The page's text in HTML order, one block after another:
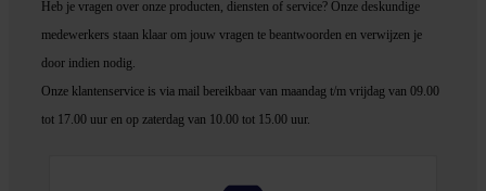
Heb je vragen over onze producten, diensten of service? Onze deskundige
medewerkers staan klaar om jouw vragen te beantwoorden en verwijzen je
door indien nodig.
Onze klantenservice is via mail bereikbaar van maandag t/m vrijdag van 09.00
tot 17.00 uur en op zaterdag van 10.00 tot 15.00 uur.